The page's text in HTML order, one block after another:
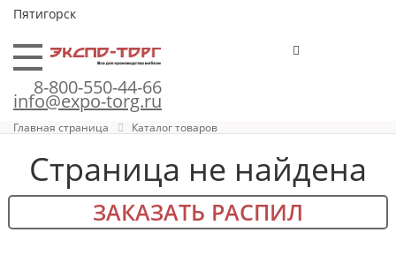
Пятигорск
8-800-550-44-66
info@expo-torg.ru
Главная страница Каталог товаров
Страница не найдена
ЗАКАЗАТЬ РАСПИЛ